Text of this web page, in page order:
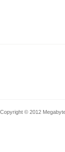
Copyright © 2012